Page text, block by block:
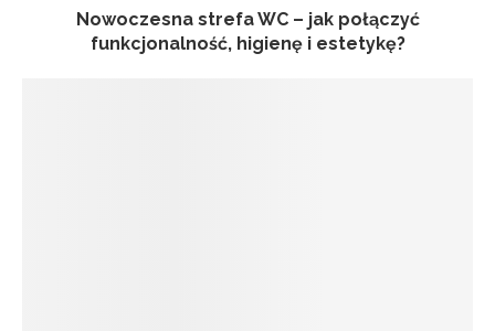
Nowoczesna strefa WC – jak połączyć
funkcjonalność, higienę i estetykę?